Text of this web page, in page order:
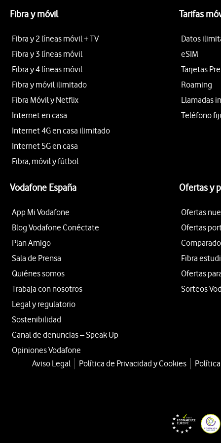
Fibra y móvil
Fibra y 2 líneas móvil + TV
Fibra y 3 líneas móvil
Fibra y 4 líneas móvil
Fibra y móvil ilimitado
Fibra Móvil y Netflix
Internet en casa
Internet 4G en casa ilimitado
Internet 5G en casa
Fibra, móvil y fútbol
Tarifas
Datos
eSIM
Tarjetas
Roaming
Llamadas
Teléfono
Vodafone España
App Mi Vodafone
Blog Vodafone Conéctate
Plan Amigo
Sala de Prensa
Quiénes somos
Trabaja con nosotros
Legal y regulatorio
Sostenibilidad
Canal de denuncias – Speak Up
Opiniones Vodafone
Ofertas y
Ofertas
Ofertas
Fibra
Ofertas
Sorteos
Aviso Legal Política de Privacidad y Cookies